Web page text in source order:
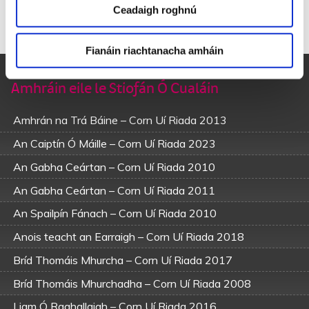
Ceadaigh roghnú
Fianáin riachtanacha amháin
Dhá dteithfeá go Coilltí Eochaill agus an t-adhmad a
cheannacht daor,
‘Gus ní bháfaí mo Liam Ó Raghallaigh ar chóstaí Malbay.
Amhráin eile le Stiofán Ó Cualáin
Amhrán na Trá Báine – Corn Uí Riada 2013
An Caiptín Ó Máille – Corn Uí Riada 2023
An Gabha Ceártan – Corn Uí Riada 2010
An Gabha Ceártan – Corn Uí Riada 2011
An Spailpín Fánach – Corn Uí Riada 2010
Anois teacht an Earraigh – Corn Uí Riada 2018
Bríd Thomáis Mhurcha – Corn Uí Riada 2017
Bríd Thomáis Mhurchadha – Corn Uí Riada 2008